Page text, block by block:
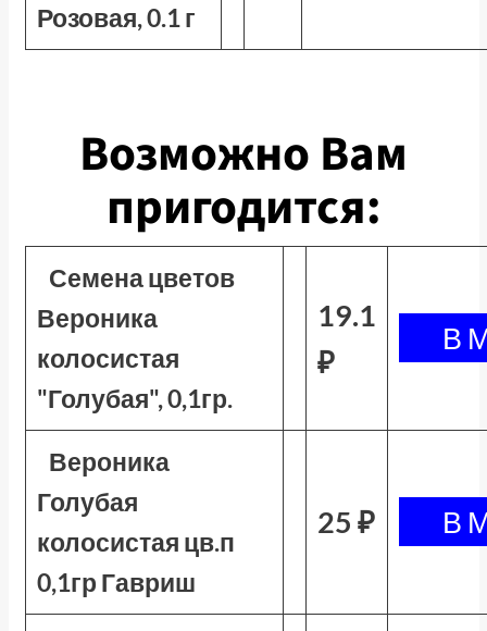
Розовая, 0.1 г
Возможно Вам
пригодится:
Семена цветов
Вероника
колосистая
"Голубая", 0,1гр.
19.1
₽
Вероника
Голубая
колосистая цв.п
0,1гр Гавриш
25 ₽